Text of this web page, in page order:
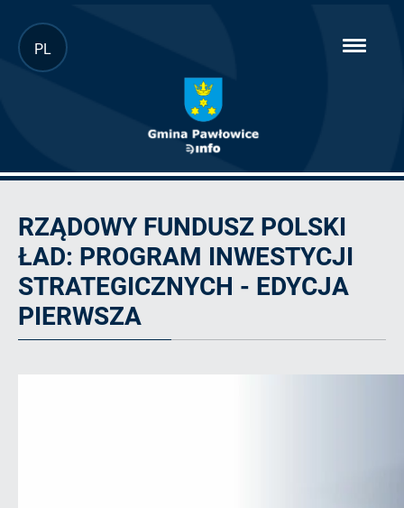
Przejdź
do
PL
Polski
Ład:
Program
Inwestycji
Strategicznych
RZĄDOWY FUNDUSZ POLSKI
ŁAD: PROGRAM INWESTYCJI
STRATEGICZNYCH - EDYCJA
PIERWSZA